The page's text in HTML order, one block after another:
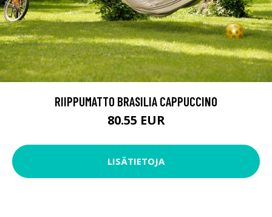
RIIPPUMATTO BRASILIA CAPPUCCINO
80.55 EUR
LISÄTIETOJA